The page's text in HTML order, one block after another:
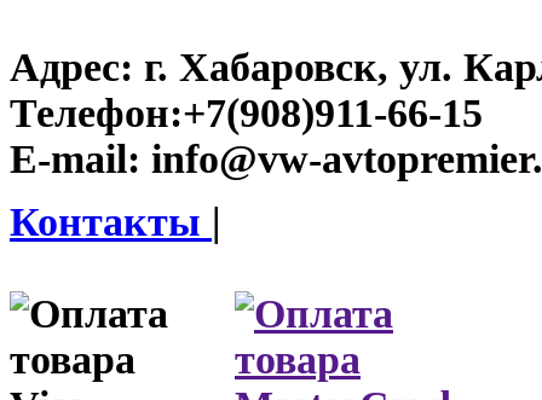
Адрес: г. Хабаровск, ул.
Телефон:+7(908)911-66-15
E-mail: info@vw-
Контакты